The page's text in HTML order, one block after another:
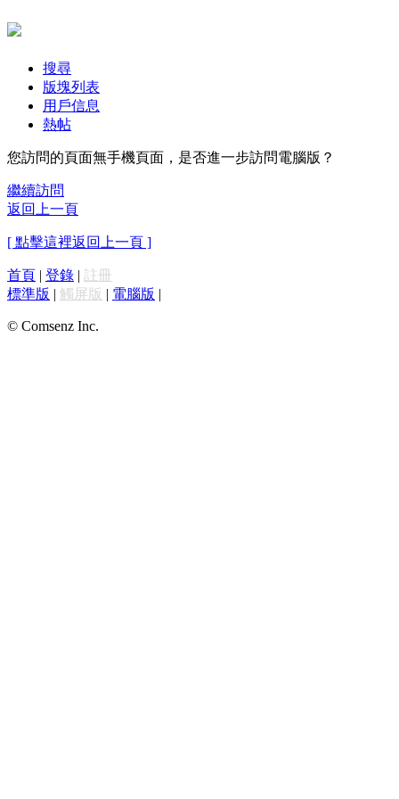
搜尋
版塊列表
用戶信息
熱帖
您訪問的頁面無手機頁面，是否進一步訪問電腦版？
繼續訪問
返回上一頁
[ 點擊這裡返回上一頁 ]
首頁 | 登錄 | 註冊
標準版 | 觸屏版 | 電腦版 |
© Comsenz Inc.